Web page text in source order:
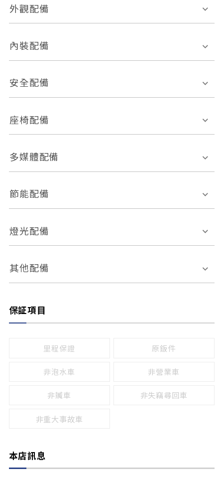
外觀配備
電動天窗
後視鏡方向指示燈
內裝配備
多功能方向盤
恆溫空調
安全配備
前座正面氣囊
ABS防鎖死
車道偏離警示
自動停車系統 盲點偵測系統
倒車雷達
座椅配備
皮椅
無
有
多媒體配備
外部音源接入
節能配備
引擎啟閉系統
燈光配備
感應頭燈
頭燈光源
其他配備
保証項目
里程保證 原鈑件
非泡水車 非營業車
非贓車 非失竊尋回車
非重大事故車
本店訊息